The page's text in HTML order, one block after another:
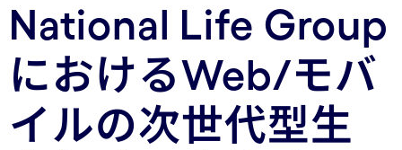
National Life Group
におけるWeb/モバ
イルの次世代型生